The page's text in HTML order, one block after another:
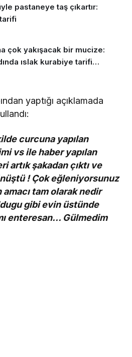
pastaneye taş çıkartır:
çok yakışacak bir mucize:
ıslak kurabiye tarifi…
yaptığı açıklamada
curcuna yapılan
vs ile haber yapılan
artık şakadan çıktı ve
! Çok eğleniyorsunuz
tam olarak nedir
gibi evin üstünde
enteresan… Gülmedim